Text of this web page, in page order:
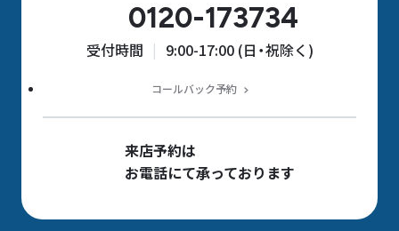
0120-173734
受付時間 9:00-17:00 (日・祝除く)
コールバック予約
来店予約は
お電話にて承っております